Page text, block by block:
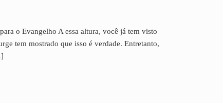
o Evangelho A essa altura, você já tem visto
tem mostrado que isso é verdade. Entretanto,